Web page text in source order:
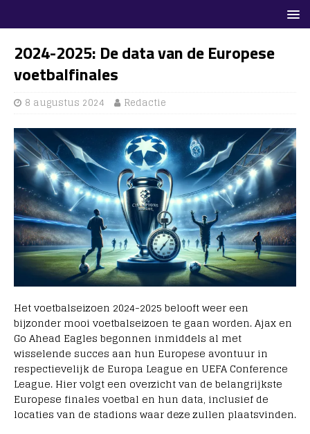
2024-2025: De data van de Europese
voetbalfinales
8 augustus 2024 Redactie
Het voetbalseizoen 2024-2025 belooft weer een
bijzonder mooi voetbalseizoen te gaan worden. Ajax en
Go Ahead Eagles begonnen inmiddels al met
wisselende succes aan hun Europese avontuur in
respectievelijk de Europa League en UEFA Conference
League. Hier volgt een overzicht van de belangrijkste
Europese finales voetbal en hun data, inclusief de
locaties van de stadions waar deze zullen plaatsvinden.